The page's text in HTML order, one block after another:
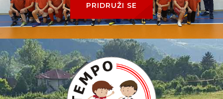
PRIDRUŽI SE